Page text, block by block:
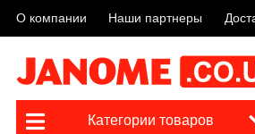
О компании Наши партнеры
Категории товаров